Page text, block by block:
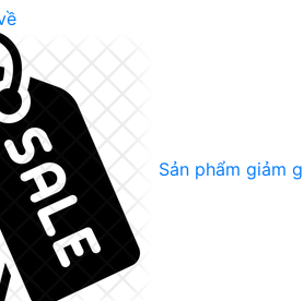
Sản phẩm giảm